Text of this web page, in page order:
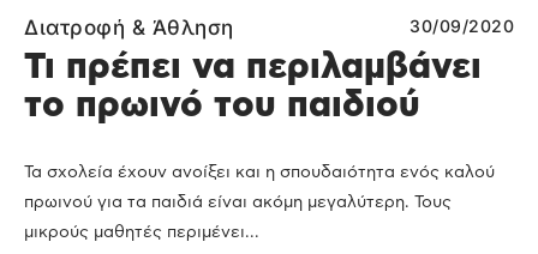
Διατροφή & Άθληση 30/09/2020
Τι πρέπει να περιλαμβάνει
το πρωινό του παιδιού
Τα σχολεία έχουν ανοίξει και η σπουδαιότητα ενός καλού
πρωινού για τα παιδιά είναι ακόμη μεγαλύτερη. Τους
μικρούς μαθητές περιμένει...